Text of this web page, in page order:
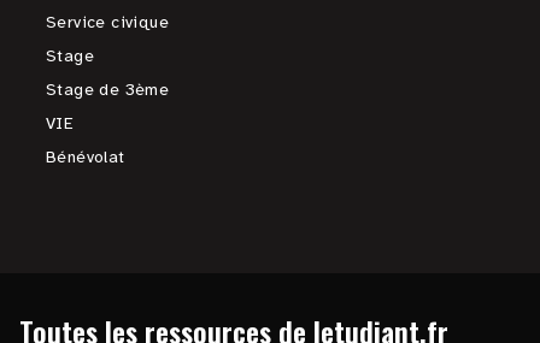
Service civique
Stage
Stage de 3ème
VIE
Bénévolat
Toutes les ressources de letudiant.fr